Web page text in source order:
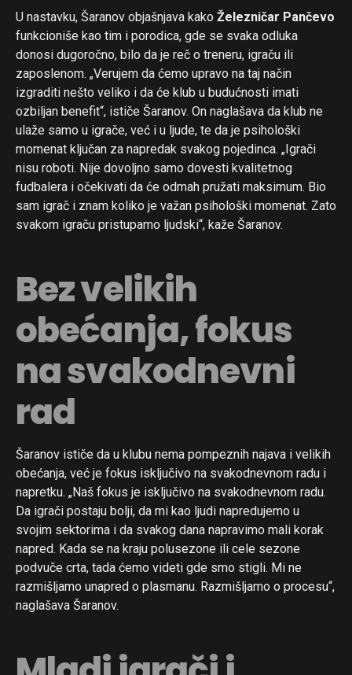
U nastavku, Šaranov objašnjava kako Železničar Pančevo
funkcioniše kao tim i porodica, gde se svaka odluka
donosi dugoročno, bilo da je reč o treneru, igraču ili
zaposlenom. „Verujem da ćemo upravo na taj način
izgraditi nešto veliko i da će klub u budućnosti imati
ozbiljan benefit“, ističe Šaranov. On naglašava da klub ne
ulaže samo u igrače, već i u ljude, te da je psihološki
momenat ključan za napredak svakog pojedinca. „Igrači
nisu roboti. Nije dovoljno samo dovesti kvalitetnog
fudbalera i očekivati da će odmah pružati maksimum. Bio
sam igrač i znam koliko je važan psihološki momenat. Zato
svakom igraču pristupamo ljudski“, kaže Šaranov.
Bez velikih
obećanja, fokus
na svakodnevni
rad
Šaranov ističe da u klubu nema pompeznih najava i velikih
obećanja, već je fokus isključivo na svakodnevnom radu i
napretku. „Naš fokus je isključivo na svakodnevnom radu.
Da igrači postaju bolji, da mi kao ljudi napredujemo u
svojim sektorima i da svakog dana napravimo mali korak
napred. Kada se na kraju polusezone ili cele sezone
podvuče crta, tada ćemo videti gde smo stigli. Mi ne
razmišljamo unapred o plasmanu. Razmišljamo o procesu“,
naglašava Šaranov.